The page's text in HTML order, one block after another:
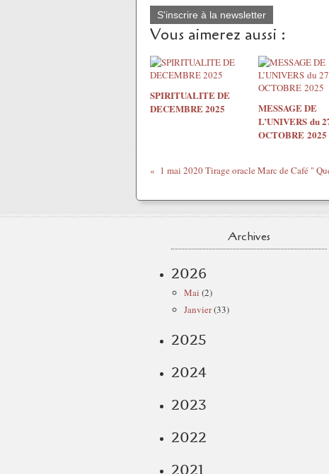
S'inscrire à la newsletter
Vous aimerez aussi :
SPIRITUALITE DE
DECEMBRE 2025
MESSAGE DE
L’UNIVERS du
OCTOBRE 2025
Archives
2026
Mai (2)
Janvier(33)
2025
2024
2023
2022
2021